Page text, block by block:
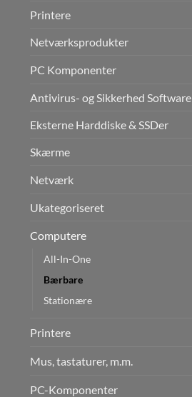
Printere
Netværksprodukter
PC Komponenter
Antivirus- og Sikkerhed Software
Eksterne Harddiske & SSDer
Skærme
Netværk
Ukategoriseret
Computere
All-In-One
Bærbare
Stationære
Printere
Mus, tastaturer, m.m.
PC-Komponenter